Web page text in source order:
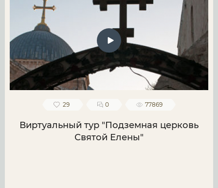
29 0 77869
Виртуальный тур "Подземная церковь
Святой Елены"